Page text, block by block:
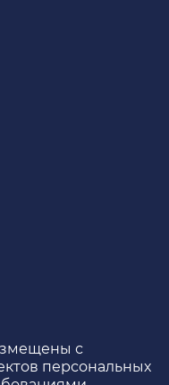
с
персональных